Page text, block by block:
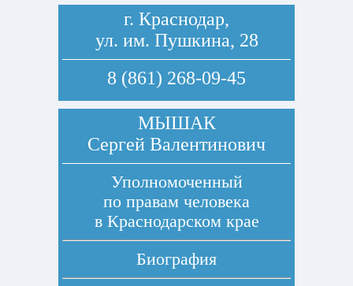
г. Краснодар,
ул. им. Пушкина, 28
8 (861) 268-09-45
МЫШАК
Сергей Валентинович
Уполномоченный
по правам человека
в Краснодарском крае
Биография